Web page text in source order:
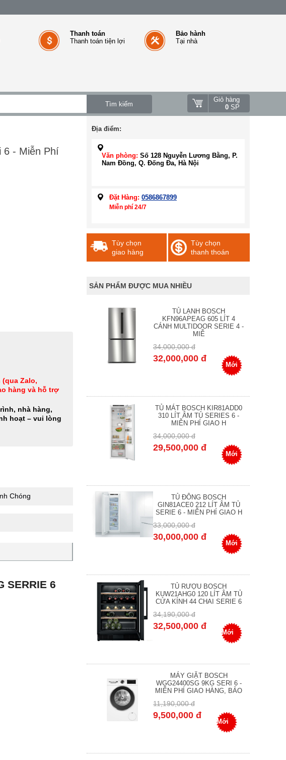
Thanh toán
Thanh toán tiện lợi
Bảo hành
Tại nhà
Giỏ hàng
0 SP
6 - Miễn Phí
Zalo,
hàng và hỗ trợ
nhà hàng,
hoạt – vui lòng
Chóng
SERRIE 6
Địa điểm:
Văn phòng: Số 128 Nguyễn Lương Bằng, P.
Nam Đồng, Q. Đống Đa, Hà Nội
Đặt Hàng: 0586867899
Miễn phí 24/7
Tùy chọn
giao hàng
Tùy chọn
thanh thoán
SẢN PHẨM ĐƯỢC MUA NHIỀU
TỦ LẠNH BOSCH
KFN96APEAG 605 LÍT 4
CÁNH MULTIDOOR SERIE 4 -
MIỄ
34,000,000 đ
32,000,000 đ
Mới
TỦ MÁT BOSCH KIR81ADD0
310 LÍT ÂM TỦ SERIES 6 -
MIỄN PHÍ GIAO H
34,000,000 đ
29,500,000 đ
Mới
TỦ ĐÔNG BOSCH
GIN81ACE0 212 LÍT ÂM TỦ
SERIE 6 - MIỄN PHÍ GIAO H
33,000,000 đ
30,000,000 đ
Mới
TỦ RƯỢU BOSCH
KUW21AHG0 120 LÍT ÂM TỦ
CỬA KÍNH 44 CHAI SERIE 6
34,190,000 đ
32,500,000 đ
Mới
MÁY GIẶT BOSCH
WGG24400SG 9KG SERI 6 -
MIỄN PHÍ GIAO HÀNG, BẢO
11,190,000 đ
9,500,000 đ
Mới